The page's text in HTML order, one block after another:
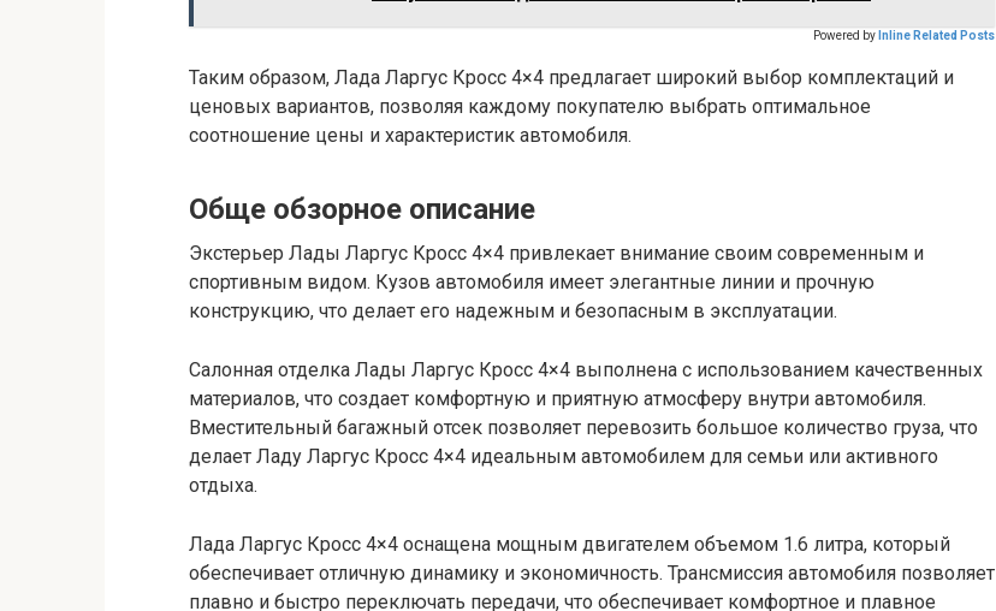
Powered by Inline Related Posts
Таким образом, Лада Ларгус Кросс 4×4 предлагает широкий выбор комплектаций и
ценовых вариантов, позволяя каждому покупателю выбрать оптимальное
соотношение цены и характеристик автомобиля.
Обще обзорное описание
Экстерьер Лады Ларгус Кросс 4×4 привлекает внимание своим современным и
спортивным видом. Кузов автомобиля имеет элегантные линии и прочную
конструкцию, что делает его надежным и безопасным в эксплуатации.
Салонная отделка Лады Ларгус Кросс 4×4 выполнена с использованием качественных
материалов, что создает комфортную и приятную атмосферу внутри автомобиля.
Вместительный багажный отсек позволяет перевозить большое количество груза, что
делает Ладу Ларгус Кросс 4×4 идеальным автомобилем для семьи или активного
отдыха.
Лада Ларгус Кросс 4×4 оснащена мощным двигателем объемом 1.6 литра, который
обеспечивает отличную динамику и экономичность. Трансмиссия автомобиля позволяет
плавно и быстро переключать передачи, что обеспечивает комфортное и плавное